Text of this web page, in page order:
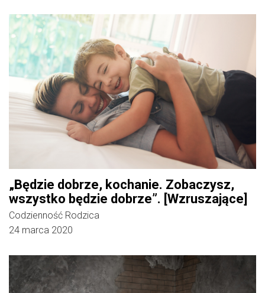
„Będzie dobrze, kochanie. Zobaczysz,
wszystko będzie dobrze”. [Wzruszające]
Codzienność Rodzica
24 marca 2020